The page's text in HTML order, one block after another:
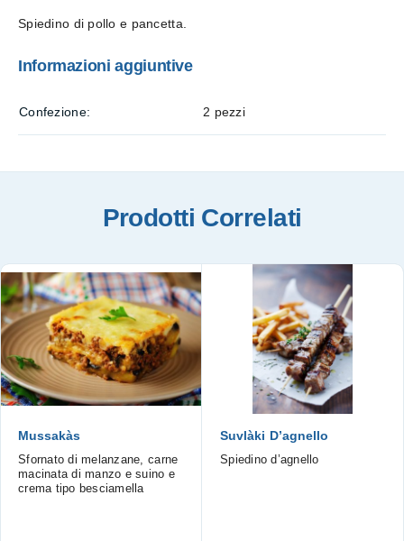
Spiedino di pollo e pancetta.
Informazioni aggiuntive
Confezione 2 pezzi
Prodotti Correlati
Mussakàs
Sfornato di melanzane, carne
macinata di manzo e suino e
crema tipo besciamella
Suvlàki D’agnello
Spiedino d’agnello